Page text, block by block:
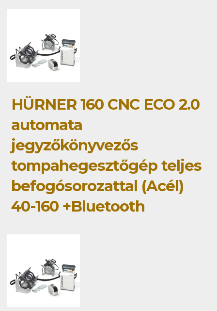
HÜRNER 160 CNC ECO 2.0
automata
jegyzőkönyvezős
tompahegesztőgép teljes
befogósorozattal (Acél)
40-160 +Bluetooth